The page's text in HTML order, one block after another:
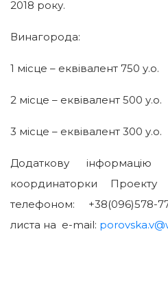
2018 року.
Винагорода:
1 місце – еквівалент 750 у.о.
2 місце – еквівалент 500 у.о.
3 місце – еквівалент 300 у.о.
Додаткову
координаторки
телефоном: +38(096)578-
листа на e-mail: